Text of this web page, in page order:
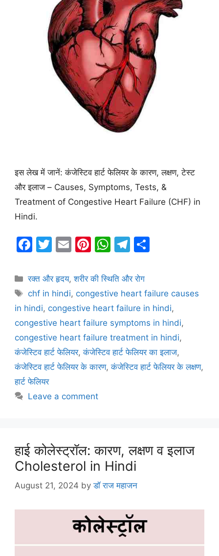
इस लेख में जानें: कंजेस्टिव हार्ट फेलियर के कारण, लक्षण, टेस्ट
और इलाज – Causes, Symptoms, Tests, &
Treatment of Congestive Heart Failure (CHF) in
Hindi.
F
c
e
b
o
o
k
T
itt
er
E
ai
l
Pi
er
e
st
W
at
s
A
p
p
T
e
gr
a
m
e
Categories
रक्त और हृदय,शरीर की स्थिति और रोग
Tags
chf in hindi, congestive heart failure causes
in hindi, congestive heart failure in hindi,
congestive heart failure symptoms in hindi,
congestive heart failure treatment in hindi,
कंजेस्टिव हार्ट फेलियर,कंजेस्टिव हार्ट फेलियर का इलाज,
कंजेस्टिव हार्ट फेलियर के कारण,कंजेस्टिव हार्ट फेलियर के लक्षण,
हार्ट फेलियर
Leave a comment
हाई कोलेस्ट्रॉल: कारण, लक्षण व इलाज
Cholesterol in Hindi
August 21, 2024 byडॉ राज महाजन